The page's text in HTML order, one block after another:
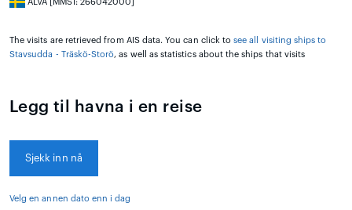
ALVA [MMSI: 266042000]
The visits are retrieved from AIS data. You can click tosee all visiting ships to
Stavsudda - Träskö-Storö, as well as statistics about the ships that visits
Legg til havna i en reise
Sjekk inn nå
Velg en annen dato enn i dag